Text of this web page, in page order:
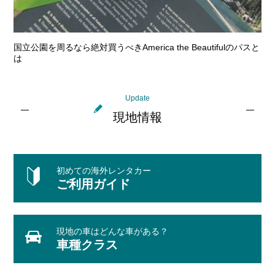
国立公園を周るなら絶対買うべきAmerica the Beautifulのパスと
は
Update
現地情報
初めての海外レンタカー
ご利用ガイド
現地の車はどんな車がある？
車種クラス